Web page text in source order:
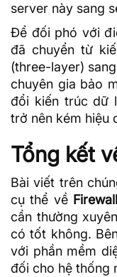
server này sang
Để đối phó với
đã chuyển từ
(three-layer)
chuyên gia bảo
đổi kiến trúc dữ
trở nên kém hiệu
Tổng kết
Bài viết trên
cụ thể về Firewall
cần thường
có tốt không.
với phần mềm
đối cho hệ thống